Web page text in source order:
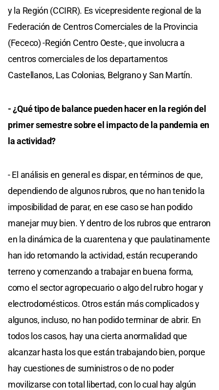
y la Región (CCIRR). Es vicepresidente regional de la
Federación de Centros Comerciales de la Provincia
(Fececo) -Región Centro Oeste-, que involucra a
centros comerciales de los departamentos
Castellanos, Las Colonias, Belgrano y San Martín.
- ¿Qué tipo de balance pueden hacer en la región del
primer semestre sobre el impacto de la pandemia en
la actividad?
- El análisis en general es dispar, en términos de que,
dependiendo de algunos rubros, que no han tenido la
imposibilidad de parar, en ese caso se han podido
manejar muy bien. Y dentro de los rubros que entraron
en la dinámica de la cuarentena y que paulatinamente
han ido retomando la actividad, están recuperando
terreno y comenzando a trabajar en buena forma,
como el sector agropecuario o algo del rubro hogar y
electrodomésticos. Otros están más complicados y
algunos, incluso, no han podido terminar de abrir. En
todos los casos, hay una cierta anormalidad que
alcanzar hasta los que están trabajando bien, porque
hay cuestiones de suministros o de no poder
movilizarse con total libertad, con lo cual hay algún